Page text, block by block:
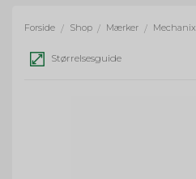
n
Forside / Shop / Mærker / Mechanix
Størrelsesguide